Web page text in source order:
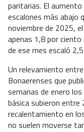
paritarias. El
escalones más abajo
noviembre de 2025,
apenas 1,8 por
de ese mes escaló
Un relevamiento
Bonaerenses que
semanas de enero
básica subieron entre
recalentamiento en
no suelen moverse